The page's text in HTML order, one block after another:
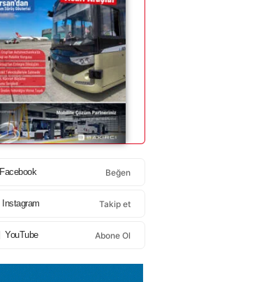
Facebook Beğen
Instagram Takip et
YouTube Abone Ol